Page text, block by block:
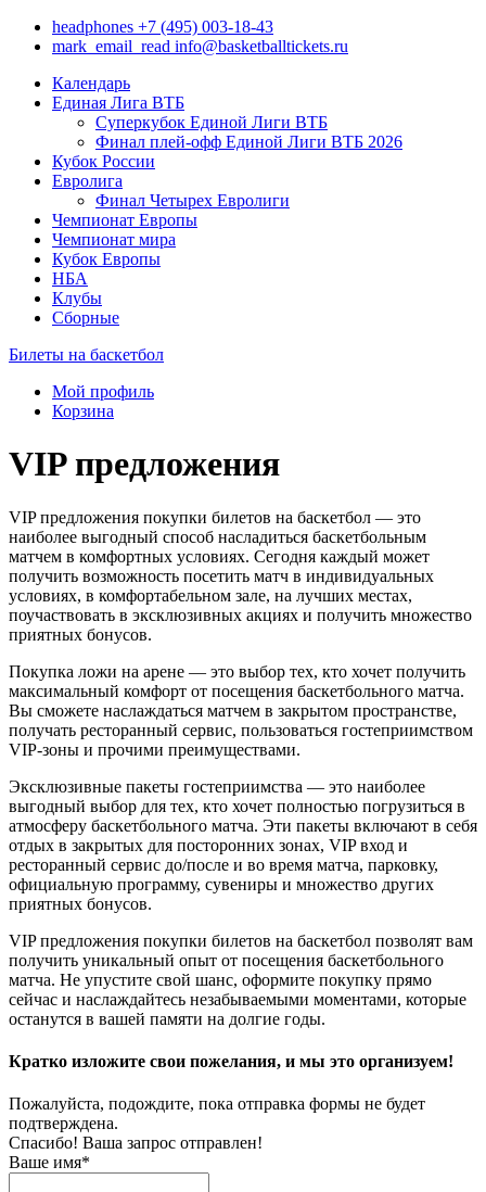
headphones +7 (495) 003-18-43
mark_email_read info@basketballtickets.ru
Календарь
Единая Лига ВТБ
Суперкубок Единой Лиги ВТБ
Финал плей-офф Единой Лиги ВТБ 2026
Кубок России
Евролига
Финал Четырех Евролиги
Чемпионат Европы
Чемпионат мира
Кубок Европы
НБА
Клубы
Сборные
Билеты на баскетбол
Мой профиль
Корзина
VIP предложения
VIP предложения покупки билетов на баскетбол — это
наиболее выгодный способ насладиться баскетбольным
матчем в комфортных условиях. Сегодня каждый может
получить возможность посетить матч в индивидуальных
условиях, в комфортабельном зале, на лучших местах,
поучаствовать в эксклюзивных акциях и получить множество
приятных бонусов.
Покупка ложи на арене — это выбор тех, кто хочет получить
максимальный комфорт от посещения баскетбольного матча.
Вы сможете наслаждаться матчем в закрытом пространстве,
получать ресторанный сервис, пользоваться гостеприимством
VIP-зоны и прочими преимуществами.
Эксклюзивные пакеты гостеприимства — это наиболее
выгодный выбор для тех, кто хочет полностью погрузиться в
атмосферу баскетбольного матча. Эти пакеты включают в себя
отдых в закрытых для посторонних зонах, VIP вход и
ресторанный сервис до/после и во время матча, парковку,
официальную программу, сувениры и множество других
приятных бонусов.
VIP предложения покупки билетов на баскетбол позволят вам
получить уникальный опыт от посещения баскетбольного
матча. Не упустите свой шанс, оформите покупку прямо
сейчас и наслаждайтесь незабываемыми моментами, которые
останутся в вашей памяти на долгие годы.
Кратко изложите свои пожелания, и мы это организуем!
Пожалуйста, подождите, пока отправка формы не будет
подтверждена.
Спасибо! Ваша запрос отправлен!
Ваше имя*